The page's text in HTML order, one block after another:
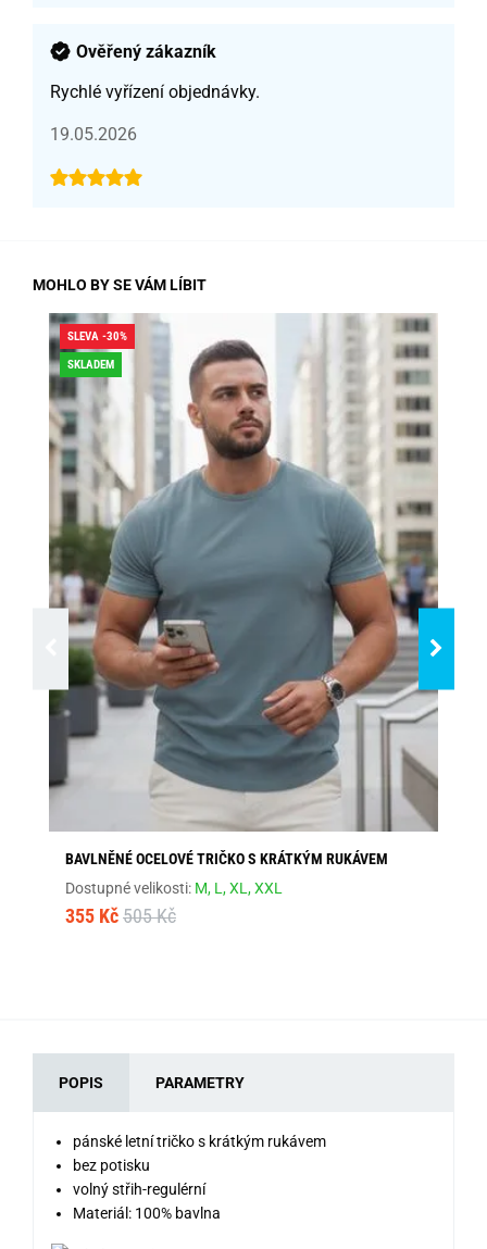
Ověřený zákazník
Rychlé vyřízení objednávky.
19.05.2026
MOHLO BY SE VÁM LÍBIT
SLEVA -30%
SKLADEM
BAVLNĚNÉ OCELOVÉ TRIČKO S KRÁTKÝM RUKÁVEM
Dostupné velikosti: M, L,XL,XXL
355 Kč 505 Kč
POPIS PARAMETRY
pánské letní tričko s krátkým rukávem
bez potisku
volný střih-regulérní
Materiál: 100% bavlna